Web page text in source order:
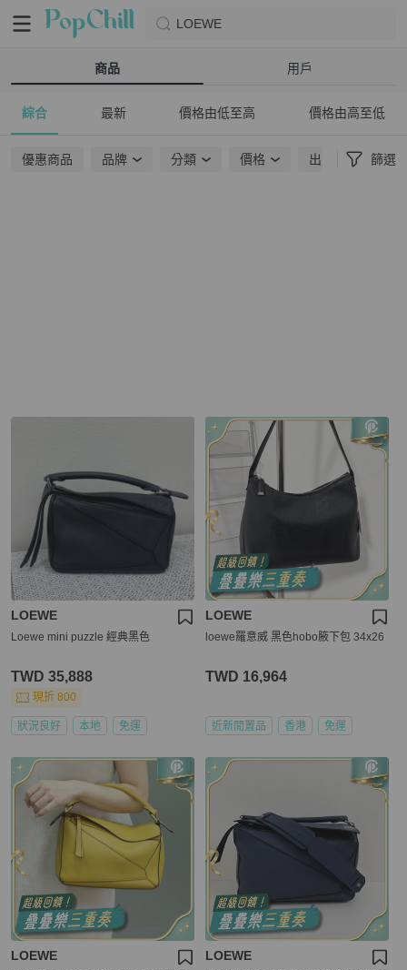
LOEWE
商品 用戶
綜合 最新 價格由低至高 價格由高至低
優惠商品 品牌 分類 價格 出貨地點 篩選
LOEWE
Loewe mini puzzle 經典黑色
TWD 35,888
現折 800
狀況良好 本地 免運
LOEWE
loewe羅意威 黑色hobo腋下包 34x26
TWD 16,964
近新閒置品 香港 免運
LOEWE LOEWE